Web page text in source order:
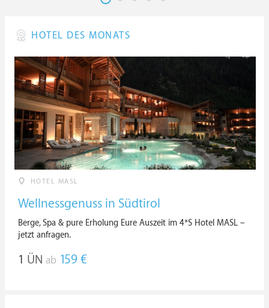
HOTEL DES MONATS
HOTEL MASL
Wellnessgenuss in Südtirol
Berge, Spa & pure Erholung Eure Auszeit im 4*S Hotel MASL –
jetzt anfragen.
1 ÜN ab 159 €